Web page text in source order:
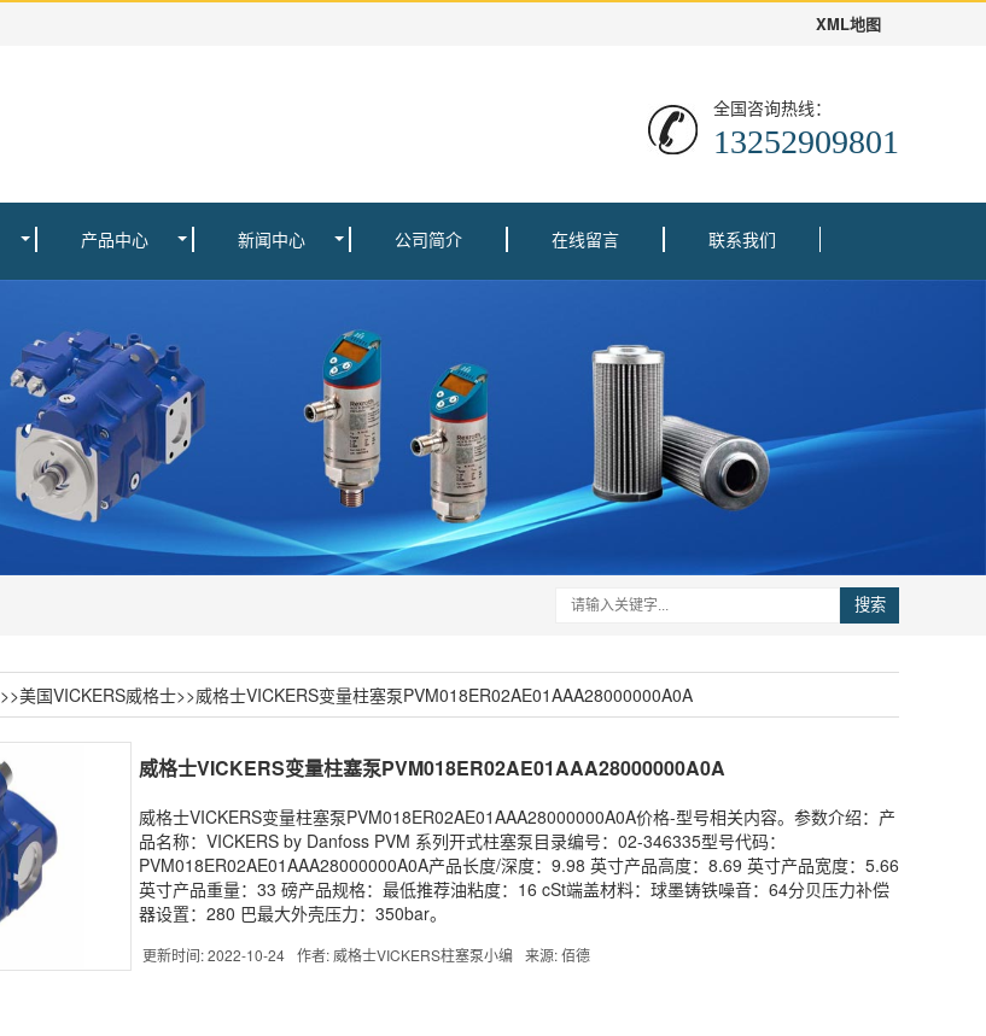
XML地图
全国咨询热线：
13252909801
产品中心 新闻中心 公司简介 在线留言 联系我们
搜索
>>美国VICKERS威格士>>威格士VICKERS变量柱塞泵PVM018ER02AE01AAA28000000A0A
威格士VICKERS变量柱塞泵PVM018ER02AE01AAA28000000A0A
威格士VICKERS变量柱塞泵PVM018ER02AE01AAA28000000A0A价格-型号相关内容。参数介绍：产
品名称：VICKERS by Danfoss PVM 系列开式柱塞泵目录编号：02-346335型号代码：
PVM018ER02AE01AAA28000000A0A产品长度/深度：9.98 英寸产品高度：8.69 英寸产品宽度：5.66
英寸产品重量：33 磅产品规格：最低推荐油粘度：16 cSt端盖材料：球墨铸铁噪音：64分贝压力补偿
器设置：280 巴最大外壳压力：350bar。
更新时间: 2022-10-24 作者: 威格士VICKERS柱塞泵小编 来源: 佰德